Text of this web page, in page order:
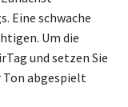
Eine schwache
Um die
und setzen Sie
Ton abgespielt